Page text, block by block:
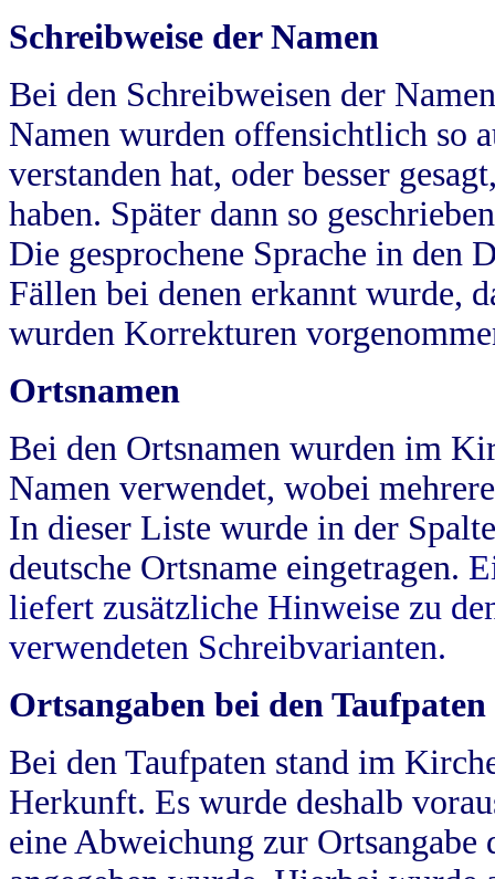
Schreibweise der Namen
Bei den Schreibweisen der
Namen wurden offensichtlich so
verstanden hat, oder besser
haben. Später dann so
Die gesprochene Sprache in
Fällen bei denen erkannt wurde,
wurden Korrekturen
Ortsnamen
Bei den Ortsnamen wurden im
Namen verwendet, wobei
In dieser Liste wurde in der
deutsche Ortsname eingetragen.
liefert zusätzliche Hinweise zu
verwendeten Schreibvarianten.
Ortsangaben bei den Taufpaten
Bei den Taufpaten stand im
Herkunft. Es wurde deshalb
eine Abweichung zur